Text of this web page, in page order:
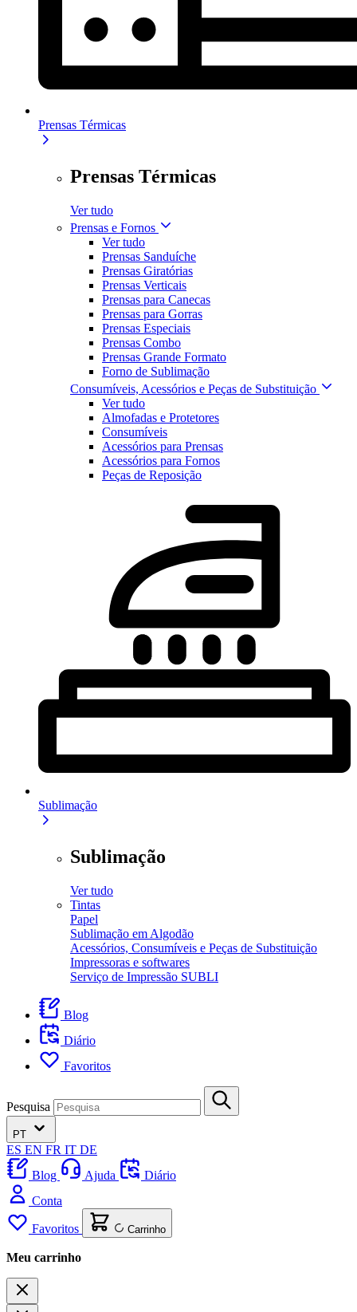
Prensas Térmicas
Prensas Térmicas
Ver tudo
Prensas e Fornos
Ver tudo
Prensas Sanduíche
Prensas Giratórias
Prensas Verticais
Prensas para Canecas
Prensas para Gorras
Prensas Especiais
Prensas Combo
Prensas Grande Formato
Forno de Sublimação
Consumíveis, Acessórios e Peças de Substituição
Ver tudo
Almofadas e Protetores
Consumíveis
Acessórios para Prensas
Acessórios para Fornos
Peças de Reposição
Sublimação
Sublimação
Ver tudo
Tintas
Papel
Sublimação em Algodão
Acessórios, Consumíveis e Peças de Substituição
Impressoras e softwares
Serviço de Impressão SUBLI
Blog
Diário
Favoritos
Pesquisa
PT
ES EN FR IT DE
Blog
Ajuda
Diário
Conta
Favoritos Carrinho
Meu carrinho